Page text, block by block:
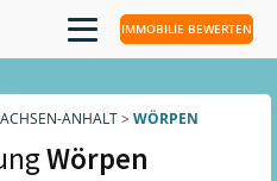
IMMOBILIE BEWERTEN
ANHALT> WÖRPEN
Wörpen